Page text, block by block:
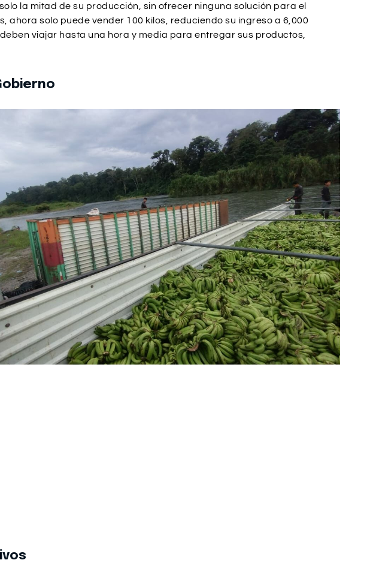
la mitad de su producción, sin ofrecer ninguna solución para el
ahora solo puede vender 100 kilos, reduciendo su ingreso a 6,000
viajar hasta una hora y media para entregar sus productos,